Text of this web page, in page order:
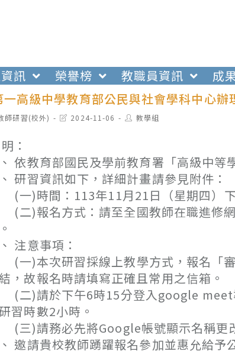
訊 榮譽榜 教職員資訊 成
高級中學教育部公民與社會學科中心
師研習(校外)
Post2024-11-06
Post教學組
：
依教育部國民及學前教育署「高級中
研習資訊如下，詳細計畫請參見附件：
)時間：113年11月21日（星期四）下
)報名方式：請至全國教師在職進修網
注意事項：
)本次研習採線上教學方式，報名「審
，故報名時請填寫正確且常用之信箱。
)請於下午6時15分登入google meet準
習時數2小時。
)請務必先將Google帳號顯示名稱更改
邀請貴校教師踴躍報名參加並惠允給予